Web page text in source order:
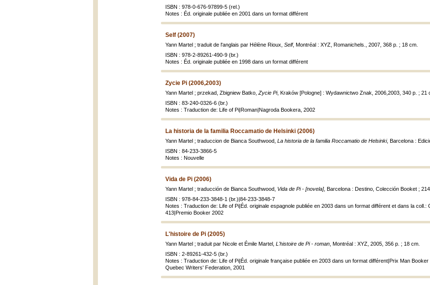
ISBN : 978-0-676-97899-5 (rel.)
Notes : Éd. originale publiée en 2001 dans un format différent
Self (2007)
Yann Martel ; traduit de l'anglais par Hélène Rioux, Self, Montréal : XYZ, Romanichels., 2007, 368 p. ; 18 cm.
ISBN : 978-2-89261-490-9 (br.)
Notes : Éd. originale publiée en 1998 dans un format différent
Zycie Pi (2006,2003)
Yann Martel ; przekad, Zbigniew Batko, Zycie Pi, Kraków [Pologne] : Wydawnictwo Znak, 2006,2003, 340 p. ; 21
ISBN : 83-240-0326-6 (br.)
Notes : Traduction de: Life of Pi|Roman|Nagroda Bookera, 2002
La historia de la familia Roccamatio de Helsinki (2006)
Yann Martel ; traduccion de Bianca Southwood, La historia de la familia Roccamatio de Helsinki, Barcelona :
ISBN : 84-233-3866-5
Notes : Nouvelle
Vida de Pi (2006)
Yann Martel ; traducción de Bianca Southwood, Vida de Pi - [novela], Barcelona : Destino, Colección Booket ;
ISBN : 978-84-233-3848-1 (br.)|84-233-3848-7
Notes : Traduction de: Life of Pi|Éd. originale espagnole publiée en 2003 dans un format différent et dans la
413|Premio Booker 2002
L'histoire de Pi (2005)
Yann Martel ; traduit par Nicole et Émile Martel, L'histoire de Pi - roman , Montréal : XYZ, 2005, 356 p. ; 18 cm.
ISBN : 2-89261-432-5 (br.)
Notes : Traduction de: Life of Pi|Éd. originale française publiée en 2003 dans un format différent|Prix Man
Quebec Writers' Federation, 2001